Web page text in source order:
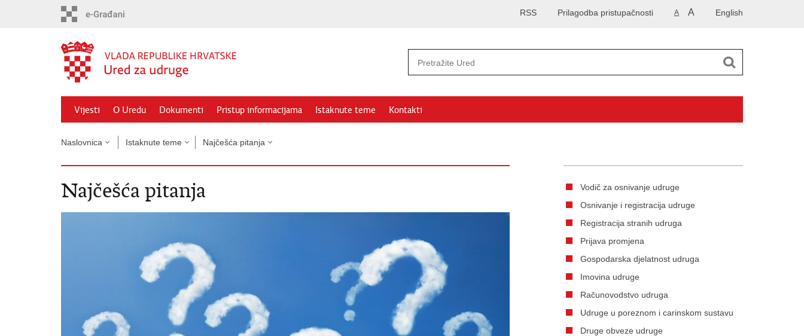
English
A A
Prilagodba pristupačnosti
RSS
Vijesti O Uredu Dokumenti Pristup informacijama Istaknute teme Kontakti
Naslovnica Istaknute teme Najčešća pitanja
Najčešća pitanja
Vodič za osnivanje udruge
Osnivanje i registracija udruge
Registracija stranih udruga
Prijava promjena
Gospodarska djelatnost udruga
Imovina udruge
Računovodstvo udruga
Udruge u poreznom i carinskom sustavu
Druge obveze udruge